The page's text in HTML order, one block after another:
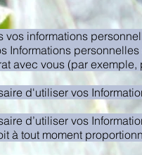
vos informations
Informations
avec vous (par
d'utiliser vos
d’utiliser vos
à tout moment